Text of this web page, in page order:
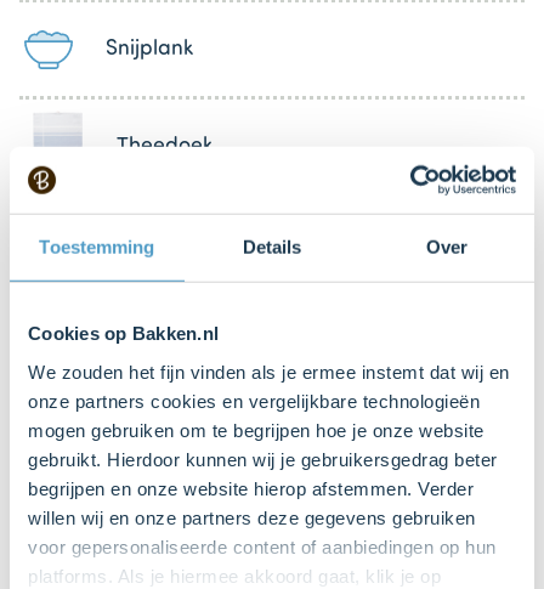
Toestemming Details Over
Cookies op Bakken.nl
We zouden het fijn vinden als je ermee instemt dat wij en
onze partners cookies en vergelijkbare technologieën
mogen gebruiken om te begrijpen hoe je onze website
gebruikt. Hierdoor kunnen wij je gebruikersgedrag beter
begrijpen en onze website hierop afstemmen. Verder
willen wij en onze partners deze gegevens gebruiken
voor gepersonaliseerde content of aanbiedingen op hun
platforms. Als je hiermee akkoord gaat, klik je op
Snijplank
Theedoek
Bord
Bestel gemakkelijk en snel je bakproducten
bij ons zusjeDeLeuksteTaartenshop.
Stappen